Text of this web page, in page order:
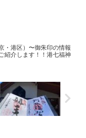
・港区）〜御朱印の情報
紹介します！！港七福神